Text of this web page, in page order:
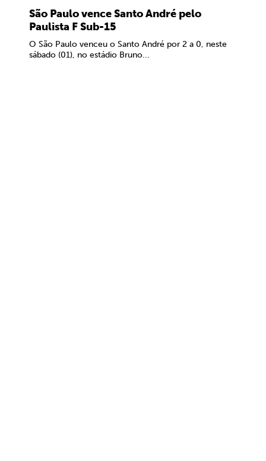
São Paulo vence Santo André pelo
Paulista F Sub-15
O São Paulo venceu o Santo André por 2 a 0, neste
sábado (01), no estádio Bruno...